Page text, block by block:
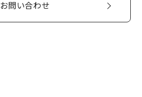
お問い合わせ